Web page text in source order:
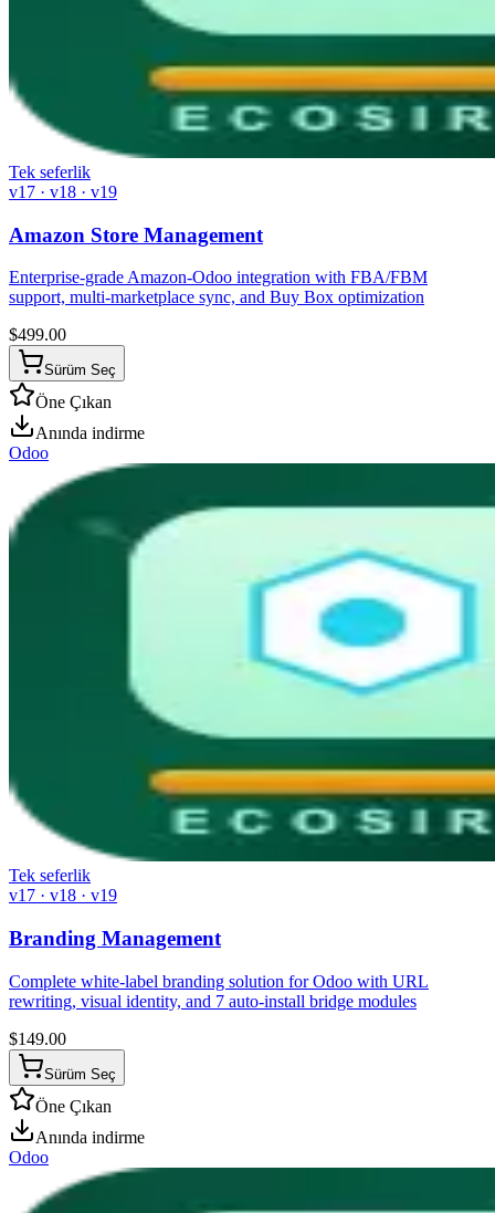
Tek seferlik
v17 · v18 · v19
Amazon Store Management
Enterprise-grade Amazon-Odoo integration with FBA/FBM
support, multi-marketplace sync, and Buy Box optimization
$499.00
Sürüm Seç
Öne Çıkan
Anında indirme
Odoo
Tek seferlik
v17 · v18 · v19
Branding Management
Complete white-label branding solution for Odoo with URL
rewriting, visual identity, and 7 auto-install bridge modules
$149.00
Sürüm Seç
Öne Çıkan
Anında indirme
Odoo